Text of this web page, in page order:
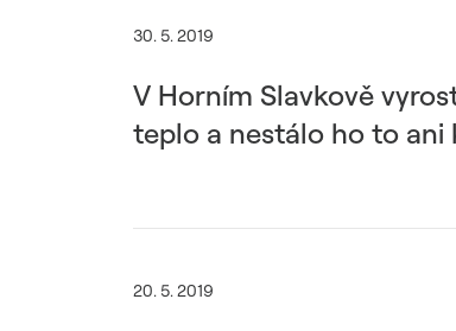
30. 5. 2019
V Horním Slavkově
teplo a nestálo ho to ani
20. 5. 2019